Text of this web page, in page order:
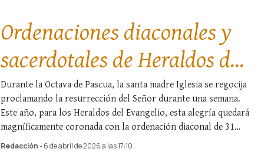
Ordenaciones diaconales y
sacerdotales de Heraldos del
Evangelio
Durante la Octava de Pascua, la santa madre Iglesia se regocija
proclamando la resurrección del Señor durante una semana.
Este año, para los Heraldos del Evangelio, esta alegría quedará
magníficamente coronada con la ordenación diaconal de 31
acólitos y la …
Redacción- 6 de abril de 2026 a las 17:10